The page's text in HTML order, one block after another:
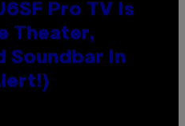
Pro TV Is
Theater,
Soundbar In